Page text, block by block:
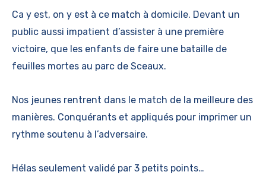
Ca y est, on y est à ce match à domicile. Devant un
public aussi impatient d’assister à une première
victoire, que les enfants de faire une bataille de
feuilles mortes au parc de Sceaux.
Nos jeunes rentrent dans le match de la meilleure des
manières. Conquérants et appliqués pour imprimer un
rythme soutenu à l’adversaire.
Hélas seulement validé par 3 petits points…